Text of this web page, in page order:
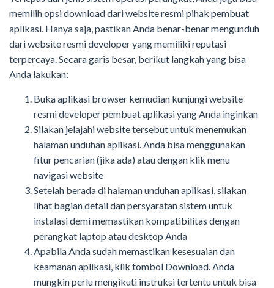
memilih opsi download dari website resmi pihak pembuat
aplikasi. Hanya saja, pastikan Anda benar-benar mengunduh
dari website resmi developer yang memiliki reputasi
terpercaya. Secara garis besar, berikut langkah yang bisa
Anda lakukan:
Buka aplikasi browser kemudian kunjungi website
resmi developer pembuat aplikasi yang Anda inginkan
Silakan jelajahi website tersebut untuk menemukan
halaman unduhan aplikasi. Anda bisa menggunakan
fitur pencarian (jika ada) atau dengan klik menu
navigasi website
Setelah berada di halaman unduhan aplikasi, silakan
lihat bagian detail dan persyaratan sistem untuk
instalasi demi memastikan kompatibilitas dengan
perangkat laptop atau desktop Anda
Apabila Anda sudah memastikan kesesuaian dan
keamanan aplikasi, klik tombol Download. Anda
mungkin perlu mengikuti instruksi tertentu untuk bisa